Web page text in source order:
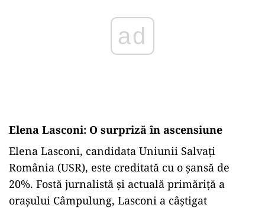
Elena Lasconi: O surpriză în ascensiune
Elena Lasconi, candidata Uniunii Salvați
România (USR), este creditată cu o șansă de
20%. Fostă jurnalistă și actuală primăriță a
orașului Câmpulung, Lasconi a câștigat